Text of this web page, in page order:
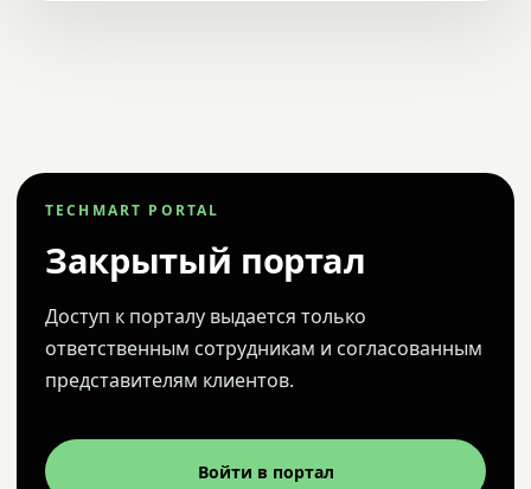
TECHMART PORTAL
Закрытый портал
Доступ к порталу выдается только
ответственным сотрудникам и согласованным
представителям клиентов.
Войти в портал